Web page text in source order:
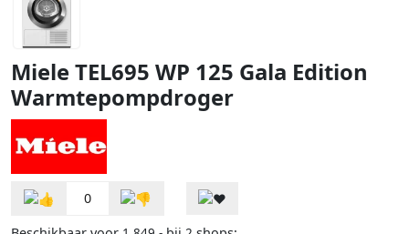
Miele TEL695 WP 125 Gala Edition
Warmtepompdroger
0